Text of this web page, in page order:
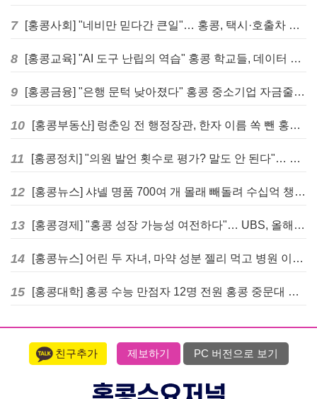
7 [홍콩사회] "네비만 믿다간 큰일"… 홍콩, 택시·호출차 통합 시험 도입하며 규제 본격화
8 [홍콩교육] "AI 도구 난립의 역습" 홍콩 학교들, 데이터 고립에 교육 효과 평가 비상
9 [홍콩금융] "은행 문턱 낮아졌다" 홍콩 중소기업 자금줄 숨통 트이나… HKMA "2분기 신용 조건 안정적"
10 [홍콩부동산] 렁춘잉 전 행정장관, 한자 이름 쏙 뺀 홍콩 고급 아파트 단지들에 쓴소리
11 [홍콩정치] "의원 발언 횟수로 평가? 말도 안 된다"… 홍콩 입법회 의장의 일침
12 [홍콩뉴스] 샤넬 명품 700여 개 몰래 빼돌려 수십억 챙긴 직원 4년~7년형 선고
13 [홍콩경제] "홍콩 성장 가능성 여전하다"… UBS, 올해 홍콩 GDP 성장률 전망치 4.5%로 대폭 상향
14 [홍콩뉴스] 어린 두 자녀, 마약 성분 젤리 먹고 병원 이송… 어머니와 친척 체포
15 [홍콩대학] 홍콩 수능 만점자 12명 전원 홍콩 중문대 의대 진학
친구추가 제보하기 PC 버전으로 보기